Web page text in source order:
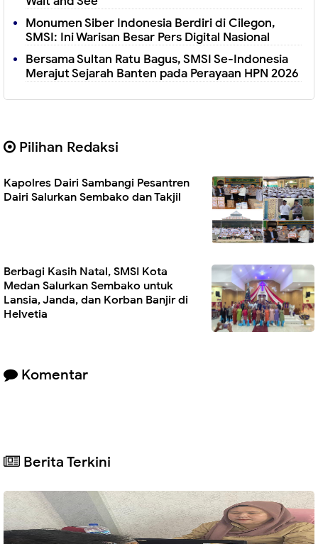
Monumen Siber Indonesia Berdiri di Cilegon,
SMSI: Ini Warisan Besar Pers Digital Nasional
Bersama Sultan Ratu Bagus, SMSI Se-Indonesia
Merajut Sejarah Banten pada Perayaan HPN 2026
Pilihan Redaksi
Kapolres Dairi Sambangi Pesantren
Dairi Salurkan Sembako dan Takjil
Berbagi Kasih Natal, SMSI Kota
Medan Salurkan Sembako untuk
Lansia, Janda, dan Korban Banjir di
Helvetia
Komentar
Berita Terkini